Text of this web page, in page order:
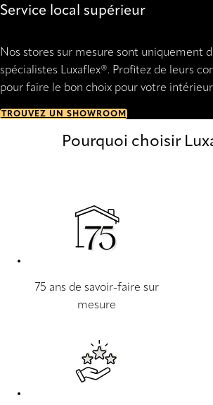
Service local supérieur
Nos stores sur mesure sont uniquement
spécialistes Luxaflex®. Profitez de leurs
pour faire le bon choix pour votre
TROUVEZ UN SHOWROOM
Pourquoi choisir
75 ans de savoir-faire sur
mesure